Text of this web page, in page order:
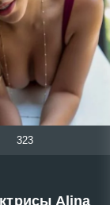
323
Alina